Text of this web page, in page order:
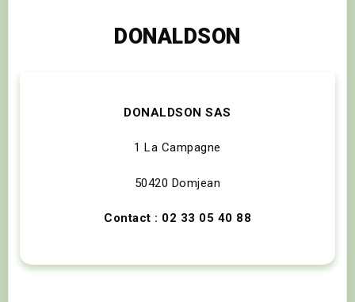
DONALDSON
DONALDSON SAS
1 La Campagne
50420 Domjean
Contact : 02 33 05 40 88